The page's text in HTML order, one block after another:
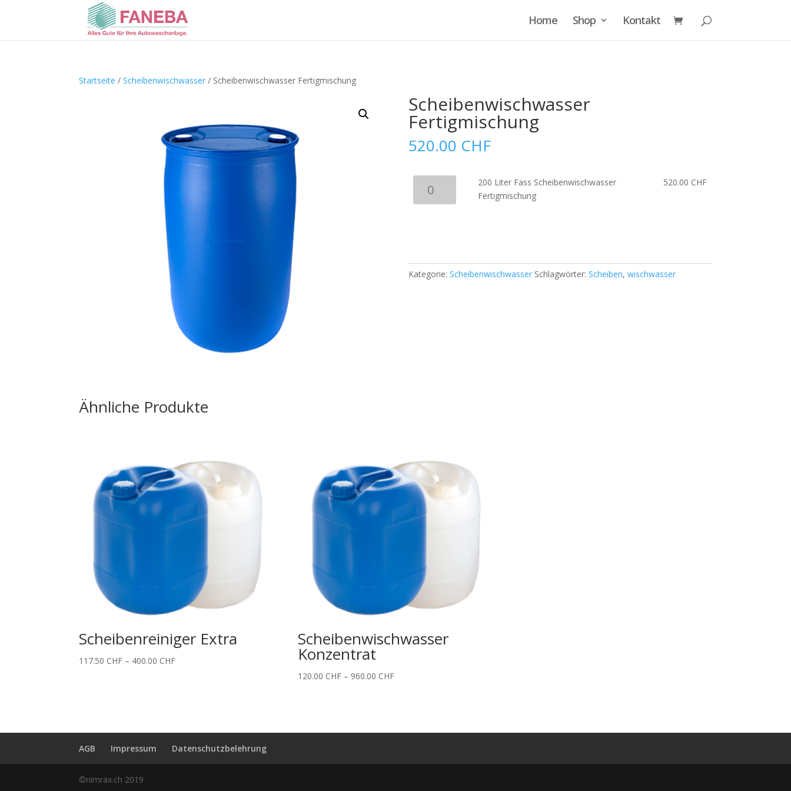
Home Shop Kontakt
Startseite /Scheibenwischwasser / Scheibenwischwasser Fertigmischung
Scheibenwischwasser
Fertigmischung
520.00 CHF
Liter
200 Liter Fass Scheibenwischwasser
Fertigmischung
520.00 CHF
Kategorie: Scheibenwischwasser Schlagwörter: Scheiben, wischwasser
Ähnliche Produkte
Scheibenreiniger Extra
117.50 CHF – 400.00 CHFPrice
Scheibenwischwasser
Konzentrat
120.00 CHF – 960.00 CHFPrice
AGB
Impressum Datenschutzbelehrung
©nimrax.ch 2019